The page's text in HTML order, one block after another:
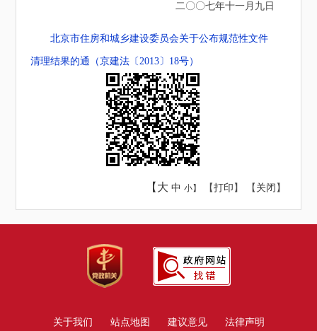
二〇〇七年十一月九日
北京市住房和城乡建设委员会关于公布规范性文件
清理结果的通（京建法〔2013〕18号）
【大 中 小】 【打印 】 【 关闭 】
关于我们 站点地图 建议意见 法律声明